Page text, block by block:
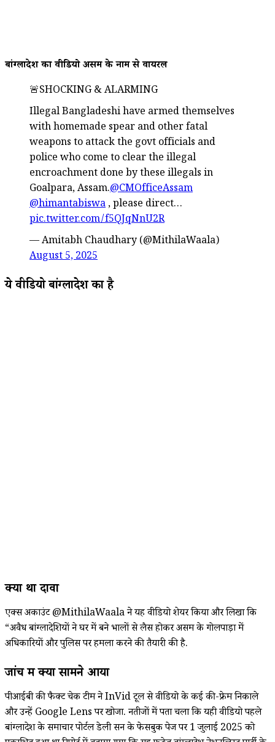
बांग्लादेश का वीडियो असम के नाम से वायरल
🚨SHOCKING & ALARMING
Illegal Bangladeshi have armed themselves
with homemade spear and other fatal
weapons to attack the govt officials and
police who come to clear the illegal
encroachment done by these illegals in
Goalpara, Assam.@CMOfficeAssam
@himantabiswa, please direct…
pic.twitter.com/f5QJqNnU2R
— Amitabh Chaudhary (@MithilaWaala)
August 5, 2025
ये वीडियो बांग्लादेश का है
क्या था दावा
एक्स अकाउंट @MithilaWaala ने यह वीडियो शेयर किया और लिखा कि
“अवैध बांग्लादेशियों ने घर में बने भालों से लैस होकर असम के गोलपाड़ा में
अधिकारियों और पुलिस पर हमला करने की तैयारी की है.
जांच में क्या सामने आया
पीआईबी की फैक्ट चेक टीम ने InVid टूल से वीडियो के कई की-फ्रेम निकाले
और उन्हें Google Lens पर खोजा. नतीजों में पता चला कि यही वीडियो पहले
बांग्लादेश के समाचार पोर्टल डेली सन के फेसबुक पेज पर 1 जुलाई 2025 को